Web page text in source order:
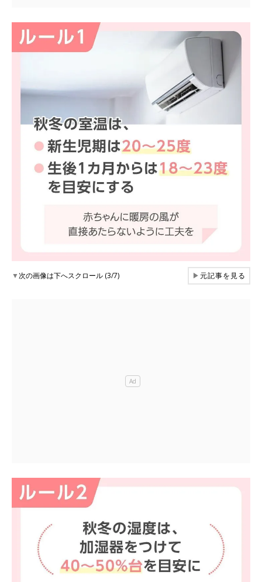
▼次の画像は下へスクロール (3/7) ▶元記事を見る